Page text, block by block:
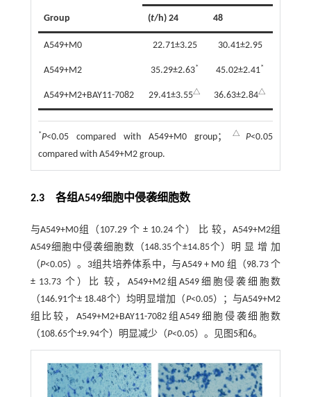
Group (t/h) 24 48
A549+M0 22.71±3.25 30.41±2.95
A549+M2 35.29±2.63* 45.02±2.41*
A549+M2+BAY11-7082 29.41±3.55△ 36.63±2.84△
*P<0.05 compared with A549+M0 group； △ P<0.05
compared with A549+M2 group.
2.3 各组A549细胞中侵袭细胞数
与A549+M0组（107.29 个 ± 10.24 个） 比 较，A549+M2组
A549细胞中侵袭细胞数（148.35个±14.85个）明 显 增 加
（P<0.05）。3组共培养体系中，与A549 + M0 组（98.73 个
± 13.73 个）比 较，A549+M2组A549细胞侵袭细胞数
（146.91个± 18.48个）均明显增加（P<0.05）；与A549+M2
组比较，A549+M2+BAY11-7082组A549细胞侵袭细胞数
（108.65个±9.94个）明显减少（P<0.05）。见图 5和6。